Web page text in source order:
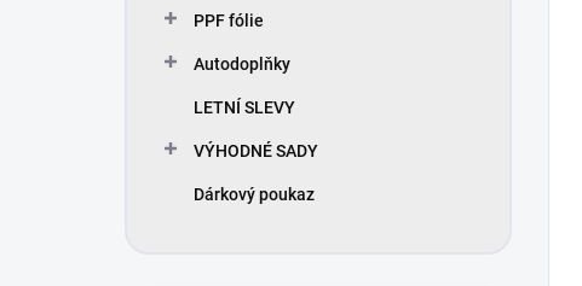
PPF fólie
Autodoplňky
LETNÍ SLEVY
VÝHODNÉ SADY
Dárkový poukaz